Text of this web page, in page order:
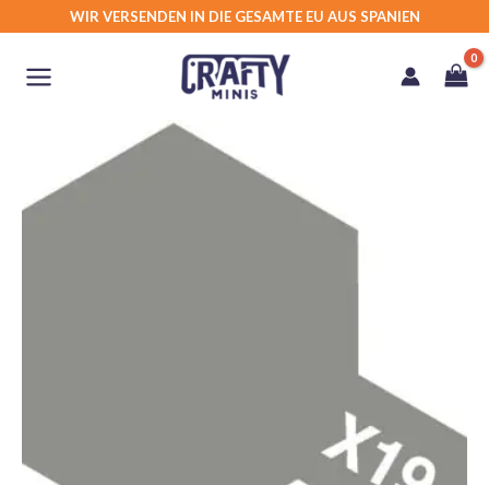
springen
WIR VERSENDEN IN DIE GESAMTE EU AUS SPANIEN